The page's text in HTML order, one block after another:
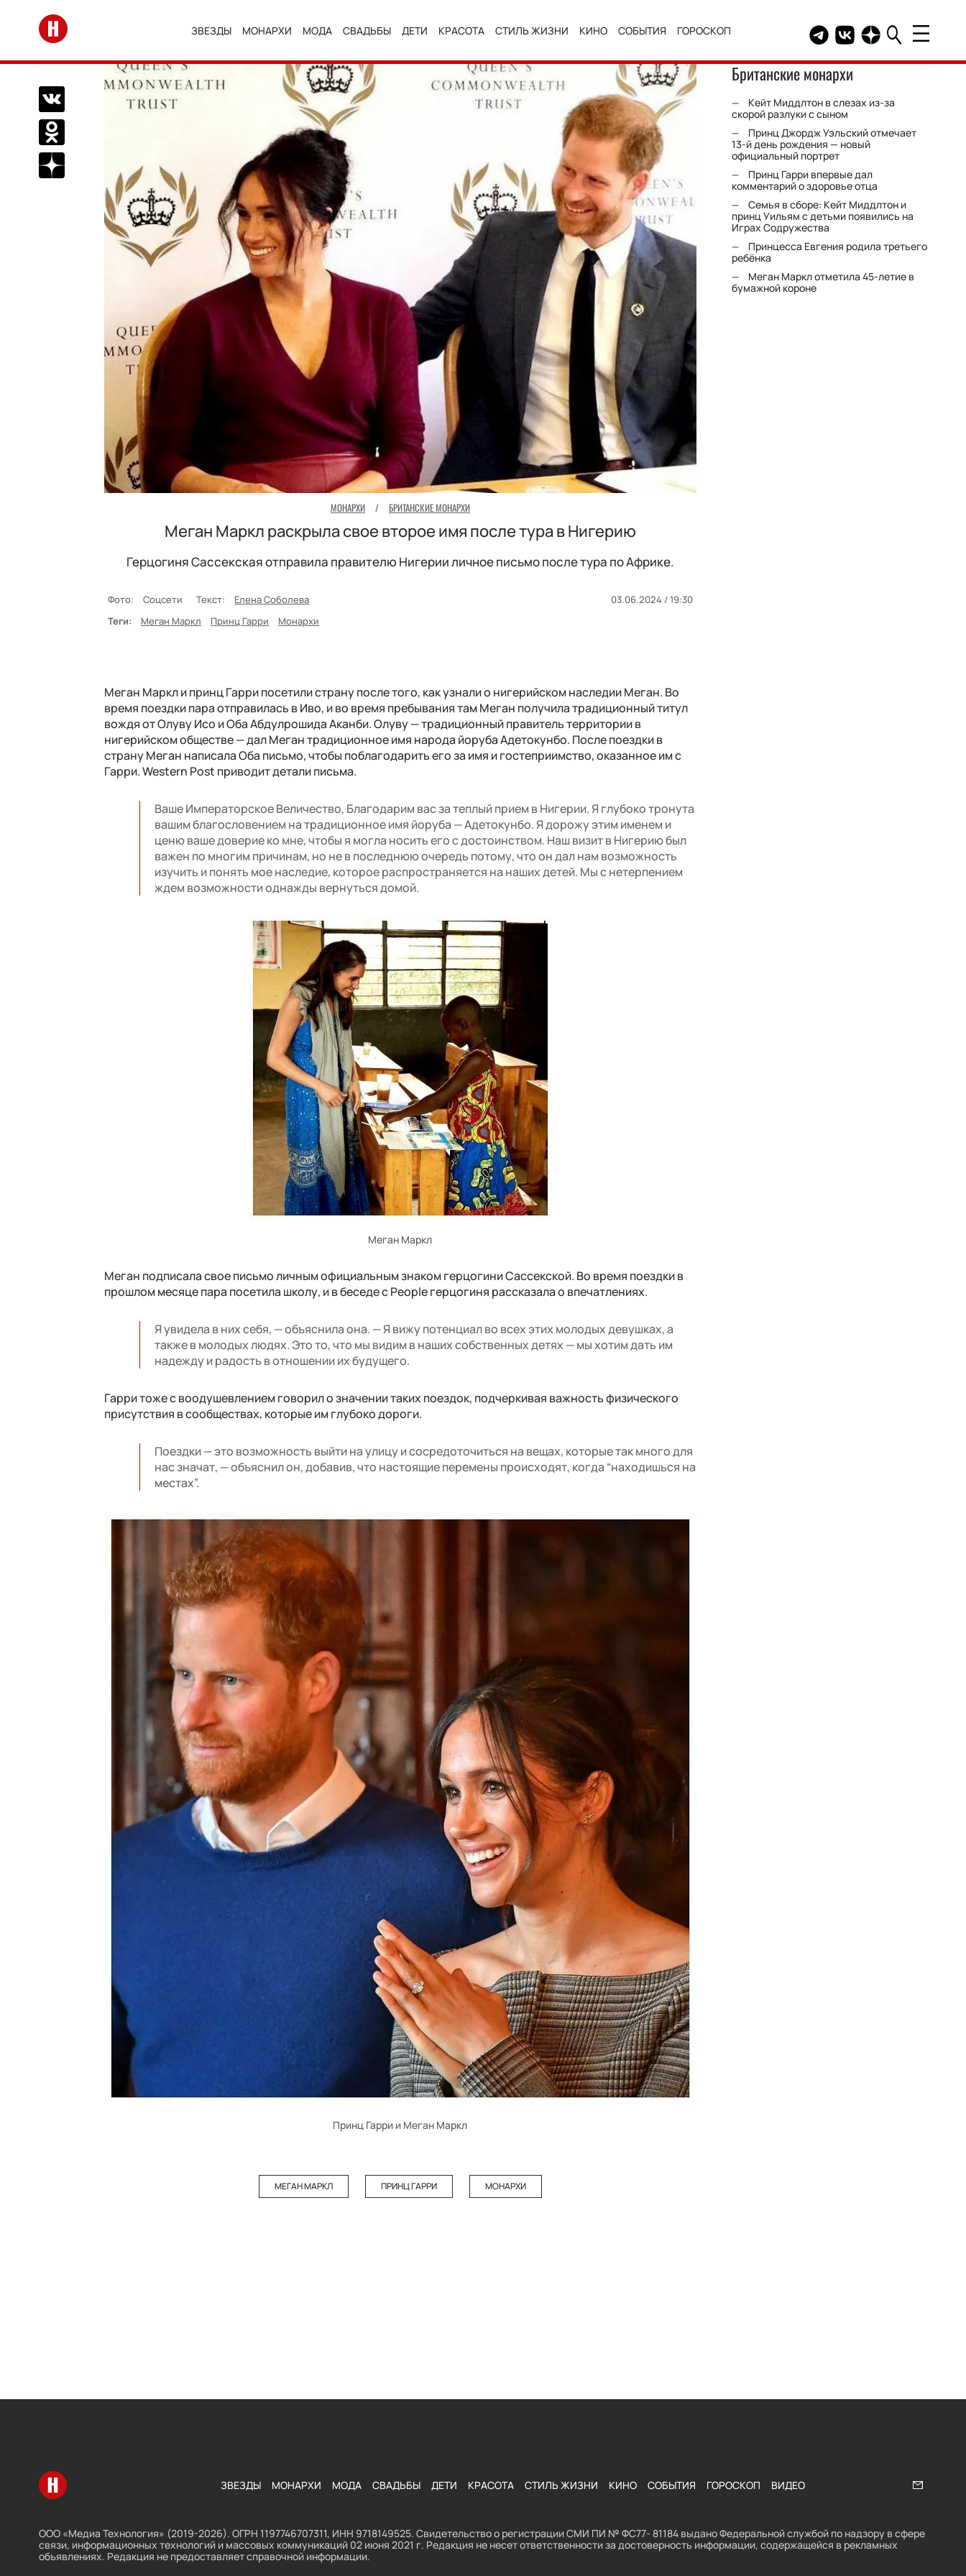
Перейти на главную
ЗВЕЗДЫ МОНАРХИ МОДА СВАДЬБЫ ДЕТИ КРАСОТА СТИЛЬ ЖИЗНИ КИНО СОБЫТИЯ ГОРОСКОП Telegram канал HELLO
Группа HELLO
Канал HELLO в
Поделиться Вконтакте
Поделиться в Одноклассниках
Подписаться на нас в Дзен
МОНАРХИ / БРИТАНСКИЕ МОНАРХИ
Меган Маркл раскрыла свое второе имя после тура в Нигерию
Герцогиня Сассекская отправила правителю Нигерии личное письмо после тура по Африке.
Фото: Соцсети Текст: Елена Соболева
03.06.2024 / 19:30
Теги:
Меган Маркл Принц Гарри Монархи
Меган Маркл и принц Гарри посетили страну после того, как узнали о нигерийском наследии Меган. Во
время поездки пара отправилась в Иво, и во время пребывания там Меган получила традиционный титул
вождя от Олуву Исо и Оба Абдулрошида Аканби. Олуву — традиционный правитель территории в
нигерийском обществе — дал Меган традиционное имя народа йоруба Адетокунбо. После поездки в
страну Меган написала Оба письмо, чтобы поблагодарить его за имя и гостеприимство, оказанное им с
Гарри. Western Post приводит детали письма.
Ваше Императорское Величество, Благодарим вас за теплый прием в Нигерии. Я глубоко тронута
вашим благословением на традиционное имя йоруба — Адетокунбо. Я дорожу этим именем и
ценю ваше доверие ко мне, чтобы я могла носить его с достоинством. Наш визит в Нигерию был
важен по многим причинам, но не в последнюю очередь потому, что он дал нам возможность
изучить и понять мое наследие, которое распространяется на наших детей. Мы с нетерпением
ждем возможности однажды вернуться домой.
Меган Маркл
Меган подписала свое письмо личным официальным знаком герцогини Сассекской. Во время поездки в
прошлом месяце пара посетила школу, и в беседе с People герцогиня рассказала о впечатлениях.
Я увидела в них себя, — объяснила она. — Я вижу потенциал во всех этих молодых девушках, а
также в молодых людях. Это то, что мы видим в наших собственных детях — мы хотим дать им
надежду и радость в отношении их будущего.
Гарри тоже с воодушевлением говорил о значении таких поездок, подчеркивая важность физического
присутствия в сообществах, которые им глубоко дороги.
Поездки — это возможность выйти на улицу и сосредоточиться на вещах, которые так много для
нас значат, — объяснил он, добавив, что настоящие перемены происходят, когда “находишься на
местах”.
Принц Гарри и Меган Маркл
МЕГАН МАРКЛ ПРИНЦ ГАРРИ МОНАРХИ
Британские монархи
Кейт Миддлтон в слезах из-за
скорой разлуки с сыном
Принц Джордж Уэльский отмечает
13-й день рождения — новый
официальный портрет
Принц Гарри впервые дал
комментарий о здоровье отца
Семья в сборе: Кейт Миддлтон и
принц Уильям с детьми появились на
Играх Содружества
Принцесса Евгения родила третьего
ребёнка
Меган Маркл отметила 45-летие в
бумажной короне
Перейти на главную ЗВЕЗДЫ МОНАРХИ МОДА СВАДЬБЫ ДЕТИ КРАСОТА СТИЛЬ ЖИЗНИ КИНО СОБЫТИЯ ГОРОСКОП ВИДЕО
ООО «Медиа Технология» (2019-2026). ОГРН 1197746707311, ИНН 9718149525. Свидетельство о регистрации СМИ ПИ № ФС77- 81184 выдано Федеральной службой по надзору в сфере
связи, информационных технологий и массовых коммуникаций 02 июня 2021 г. Редакция не несет ответственности за достоверность информации, содержащейся в рекламных
объявлениях. Редакция не предоставляет справочной информации.